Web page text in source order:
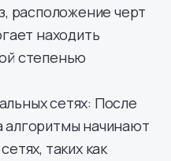
расположение черт
находить
степенью
сетях: После
алгоритмы начинают
таких как